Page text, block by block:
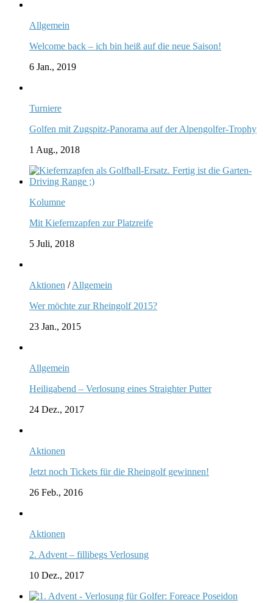
Allgemein
Welcome back – ich bin heiß auf die neue Saison!
6 Jan., 2019
Turniere
Golfen mit Zugspitz-Panorama auf der Alpengolfer-Trophy
1 Aug., 2018
Kolumne
Mit Kiefernzapfen zur Platzreife
5 Juli, 2018
Aktionen /Allgemein
Wer möchte zur Rheingolf 2015?
23 Jan., 2015
Allgemein
Heiligabend – Verlosung eines Straighter Putter
24 Dez., 2017
Aktionen
Jetzt noch Tickets für die Rheingolf gewinnen!
26 Feb., 2016
Aktionen
2. Advent – fillibegs Verlosung
10 Dez., 2017